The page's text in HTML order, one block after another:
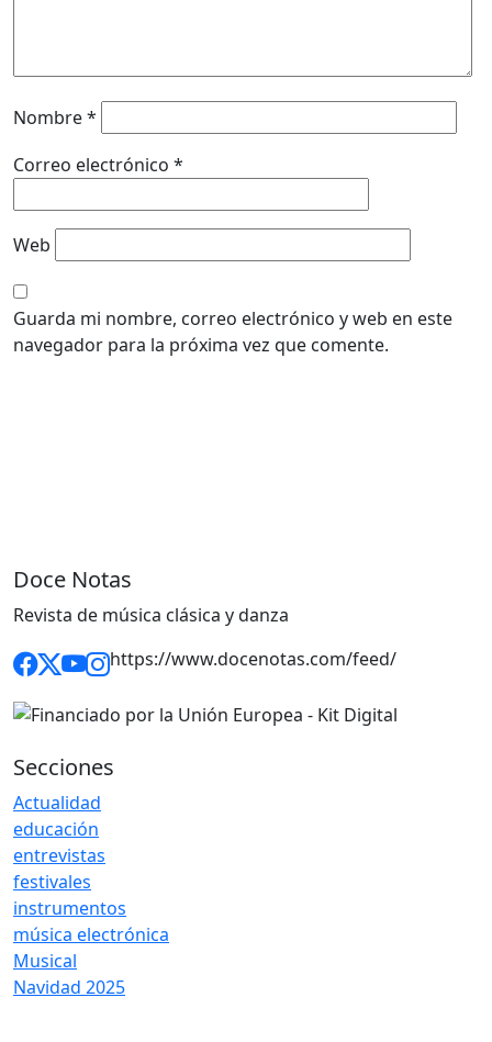
Nombre*
Correo electrónico *
Web
Guarda mi nombre, correo electrónico y web en este
navegador para la próxima vez que comente.
Doce Notas
Revista de música clásica y danza
https://www.docenotas.com/feed/
Secciones
Actualidad
educación
entrevistas
festivales
instrumentos
música electrónica
Musical
Navidad 2025